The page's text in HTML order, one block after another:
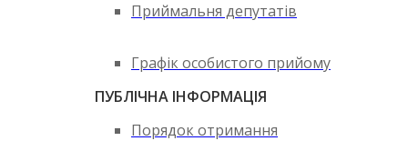
Приймальня депутатів
Графік особистого прийому
ПУБЛІЧНА ІНФОРМАЦІЯ
Порядок отримання